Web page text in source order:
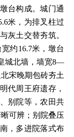
台构成。城门通
米，为排叉柱过
灰土交替夯筑。
约16.7米，墩台
城北墙，墙宽8—
宋晚期包砖夯土
代周王府遗存，
别院等，农田共
可辨；别院叠压
，多进院落式布